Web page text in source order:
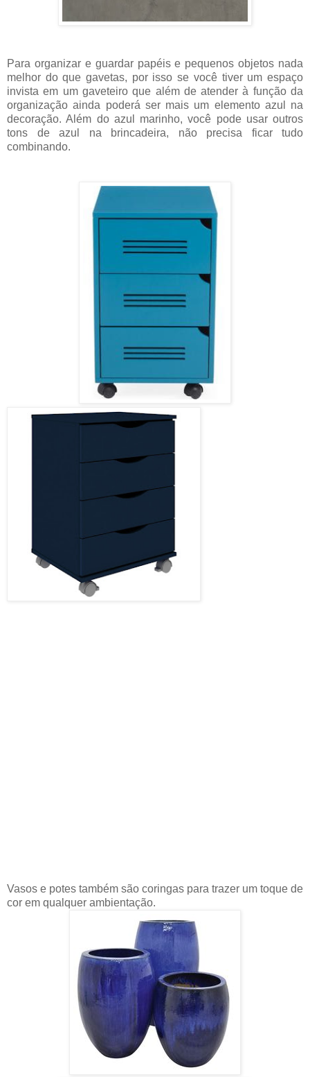
Para organizar e guardar papéis e pequenos objetos nada
melhor do que gavetas, por isso se você tiver um espaço
invista em um gaveteiro que além de atender à função da
organização ainda poderá ser mais um elemento azul na
decoração. Além do azul marinho, você pode usar outros
tons de azul na brincadeira, não precisa ficar tudo
combinando.
Vasos e potes também são coringas para trazer um toque de
cor em qualquer ambientação.